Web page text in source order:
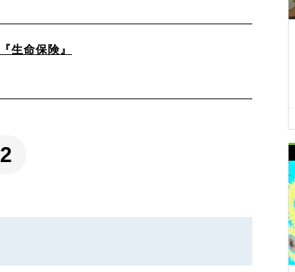
『生命保険』
2